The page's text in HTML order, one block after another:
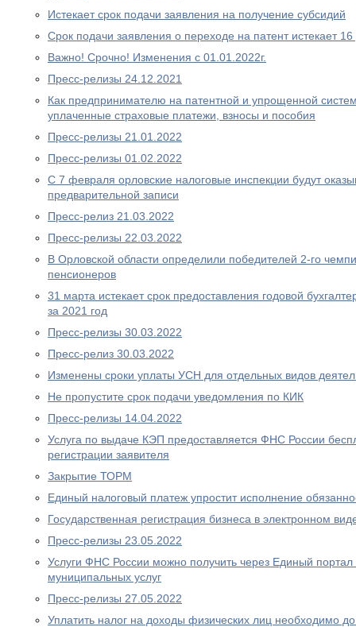
Истекает срок подачи заявления на получение субсидий
Срок подачи заявления о переходе на патент истекает
Важно! Срочно! Изменения с 01.01.2022г.
Пресс-релизы 24.12.2021
Как предпринимателю на патентной и упрощенной
уплаченные страховые платежи, взносы и пособия
Пресс-релизы 21.01.2022
Пресс-релизы 01.02.2022
С 7 февраля орловские налоговые инспекции будут
предварительной записи
Пресс-релиз 21.03.2022
Пресс-релизы 22.03.2022
В Орловской области определили победителей 2-го
пенсионеров
31 марта истекает срок предоставления годовой
за 2021 год
Пресс-релизы 30.03.2022
Пресс-релиз 30.03.2022
Изменены сроки уплаты УСН для отдельных видов
Не пропустите срок подачи уведомления по КИК
Пресс-релизы 14.04.2022
Услуга по выдаче КЭП предоставляется ФНС России
регистрации заявителя
Закрытие ТОРМ
Единый налоговый платеж упростит исполнение
Государственная регистрация бизнеса в электронном
Пресс-релизы 23.05.2022
Услуги ФНС России можно получить через Единый портал
муниципальных услуг
Пресс-релизы 27.05.2022
Уплатить налог на доходы физических лиц необходимо